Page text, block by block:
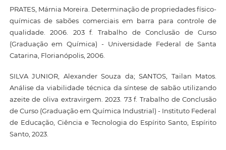
PRATES, Márnia Moreira. Determinação de propriedades físico-
químicas de sabões comerciais em barra para controle de
qualidade. 2006. 203 f. Trabalho de Conclusão de Curso
(Graduação em Química) - Universidade Federal de Santa
Catarina, Florianópolis, 2006.
SILVA JUNIOR, Alexander Souza da; SANTOS, Tailan Matos.
Análise da viabilidade técnica da síntese de sabão utilizando
azeite de oliva extravirgem. 2023. 73 f. Trabalho de Conclusão
de Curso (Graduação em Química Industrial) - Instituto Federal
de Educação, Ciência e Tecnologia do Espírito Santo, Espírito
Santo, 2023.